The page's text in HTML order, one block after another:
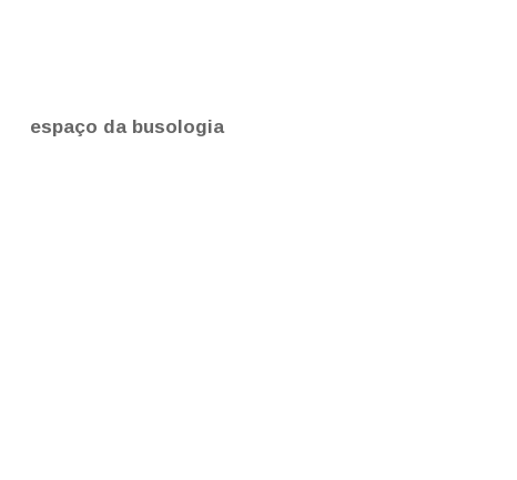
espaço da busologia